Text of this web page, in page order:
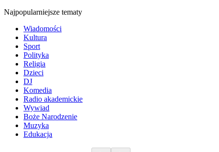
Najpopularniejsze tematy
Wiadomości
Kultura
Sport
Polityka
Religia
Dzieci
DJ
Komedia
Radio akademickie
Wywiad
Boże Narodzenie
Muzyka
Edukacja